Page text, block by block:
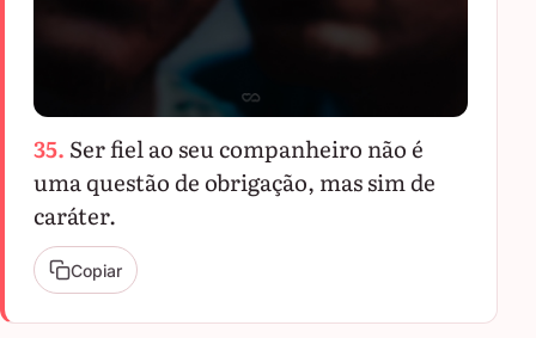
35. Ser fiel ao seu companheiro não é
uma questão de obrigação, mas sim de
caráter.
Copiar